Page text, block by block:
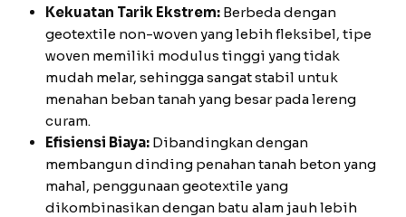
Kekuatan Tarik Ekstrem: Berbeda dengan
geotextile non-woven yang lebih fleksibel, tipe
woven memiliki modulus tinggi yang tidak
mudah melar, sehingga sangat stabil untuk
menahan beban tanah yang besar pada lereng
curam.
Efisiensi Biaya: Dibandingkan dengan
membangun dinding penahan tanah beton yang
mahal, penggunaan geotextile yang
dikombinasikan dengan batu alam jauh lebih